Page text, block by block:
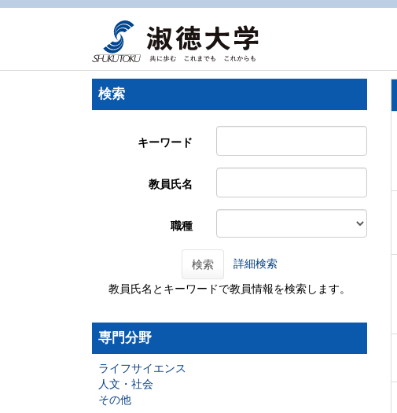
検索
キーワード
教員氏名
職種
検索 詳細検索
教員氏名とキーワードで教員情報を検索します。
専門分野
ライフサイエンス
人文・社会
その他